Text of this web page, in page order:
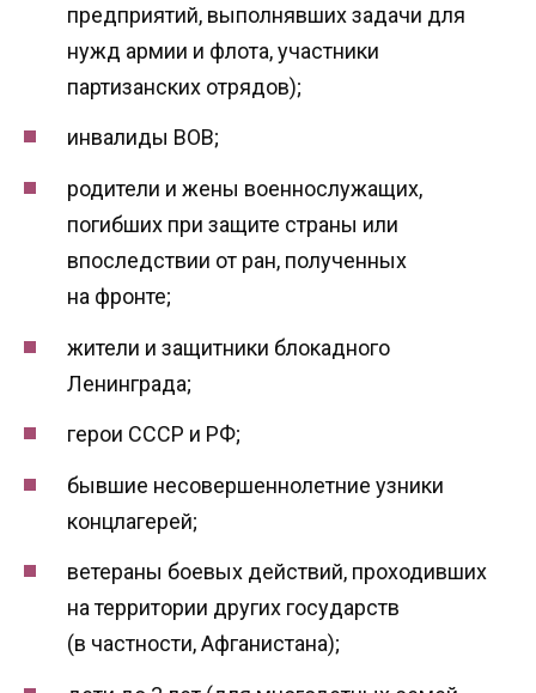
предприятий, выполнявших задачи для
нужд армии и флота, участники
партизанских отрядов);
инвалиды ВОВ;
родители и жены военнослужащих,
погибших при защите страны или
впоследствии от ран, полученных
на фронте;
жители и защитники блокадного
Ленинграда;
герои СССР и РФ;
бывшие несовершеннолетние узники
концлагерей;
ветераны боевых действий, проходивших
на территории других государств
(в частности, Афганистана);